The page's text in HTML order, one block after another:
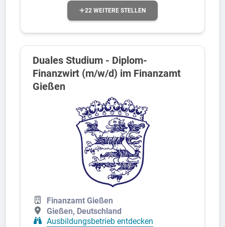
22 WEITERE STELLEN
Duales Studium - Diplom-
Finanzwirt (m/w/d) im Finanzamt
Gießen
Finanzamt Gießen
Gießen, Deutschland
Ausbildungsbetrieb entdecken